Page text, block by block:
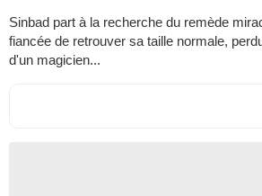
Sinbad part à la recherche du remède
fiancée de retrouver sa taille normale,
d'un magicien...